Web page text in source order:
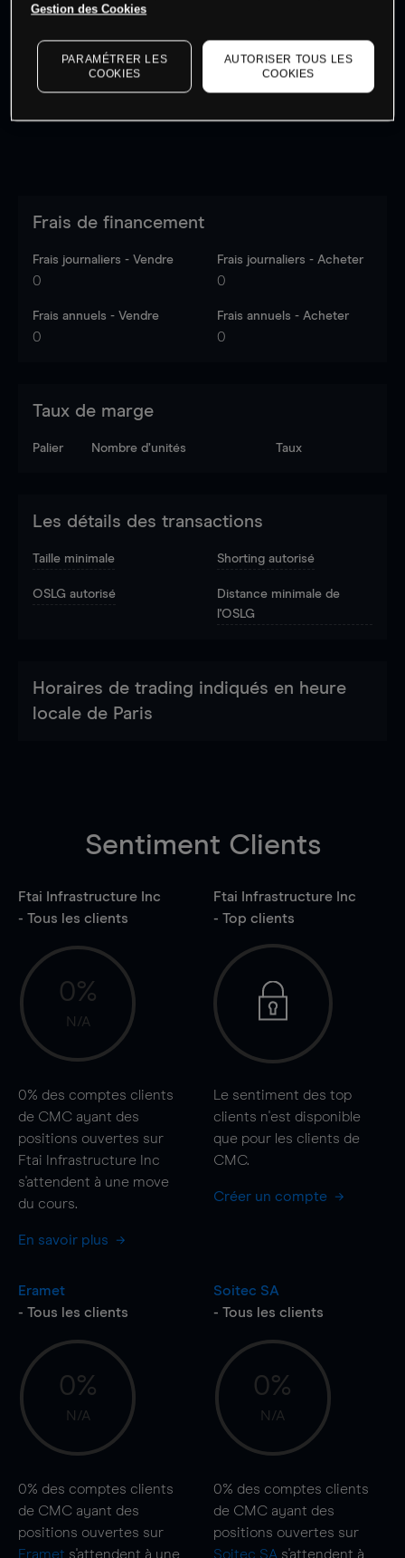
dernières données du marché.Log into see latest
market data
Frais de financement
Frais journaliers - Vendre
0
Frais journaliers - Acheter
0
Frais annuels - Vendre
0
Frais annuels - Acheter
0
Taux de marge
Palier Nombre d’unités Taux
Les détails des transactions
Taille minimale Shorting autorisé
OSLG autorisé
Distance minimale de
l'OSLG
Horaires de trading indiqués en heure
locale de Paris
Sentiment Clients
Ftai Infrastructure Inc
- Tous les clients
0%
N/A
0% des comptes clients
de CMC ayant des
positions ouvertes sur
Ftai Infrastructure Inc
s'attendent à une move
du cours.
En savoir plus
Ftai Infrastructure Inc
- Top clients
Le sentiment des top
clients n'est disponible
que pour les clients de
CMC.
Créer un compte
Eramet
- Tous les clients
0%
N/A
0% des comptes clients
de CMC ayant des
positions ouvertes sur
Eramet s'attendent à une
Soitec SA
- Tous les clients
0%
N/A
0% des comptes clients
de CMC ayant des
positions ouvertes sur
Soitec SA s'attendent à
Gestion des Cookies
PARAMÉTRER LES
COOKIES
AUTORISER TOUS LES
COOKIES